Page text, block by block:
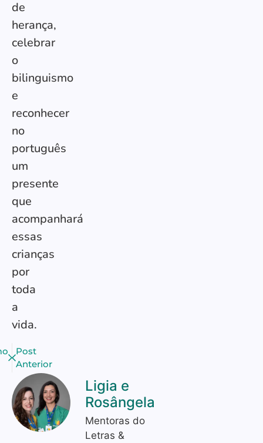
de
herança,
celebrar
o
bilinguismo
e
reconhecer
no
português
um
presente
que
acompanhará
essas
crianças
por
toda
a
vida.
Post
Anterior
Ligia e
Rosângela
Mentoras do
Letras &